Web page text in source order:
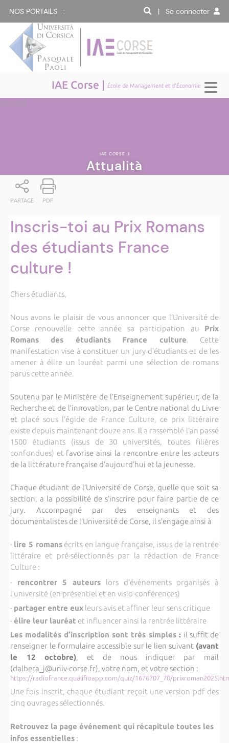
NOS PORTAILS : | Se connecter
IAE Corse | École de Management et d'Économie
Attualità
IAE CORSE |
Attualità
PARTAGE PDF
Inscris-toi au Prix Romans
des étudiants France
culture !
Chers étudiants,
Nous avons le plaisir de vous annoncer que l’Université de
Corse renouvelle cette année sa participation au Prix
Romans des étudiants
France culture. Cette
manifestation vise à constituer un jury d’étudiants et de les
amener à élire un lauréat parmi une sélection de romans
parus cette année.
Soutenu par le Ministère de l’Enseignement supérieur, de la
Recherche et de l’innovation, par le Centre national du Livre
et placé sous l’égide de France Culture, ce prix littéraire
existe depuis maintenant douze ans. Il a rassemblé l’an passé
1500 étudiants (issus de 30 universités, toutes filières
confondues) et favorise ainsi la rencontre entre les acteurs
de la littérature française d’aujourd’hui et la jeunesse.
Chaque étudiant de l’Université de Corse, quelle que soit sa
section, a la possibilité de s’inscrire pour faire partie de ce
jury. Accompagné par des enseignants et des
documentalistes de l’Université de Corse, il s’engage ainsi à
- lire 5 romansécrits en langue française, issus de la rentrée
littéraire et pré-sélectionnés par la rédaction de France
Culture :
- rencontrer 5 auteurs lors d’évènements organisés à
l’université (en présentiel et en visio-conférences)
- partager entre euxleurs avis et affiner leur sens critique
-élire leur lauréat et influencer ainsi la rentrée littéraire
Les modalités d’inscription sont très simples : il suffit de
renseigner le formulaire accessible sur le lien suivant (avant
le 12 octobre), et de nous indiquer par mail
(dalbera_j@univ-corse.fr), votre nom, et votre section :
https://radiofrance.qualifioapp.com/quiz/1676707_70/
Une fois inscrit, chaque étudiant reçoit une version pdf des
cinq ouvrages sélectionnés.
Retrouvez la page événement qui récapitule toutes les
infos essentielles: